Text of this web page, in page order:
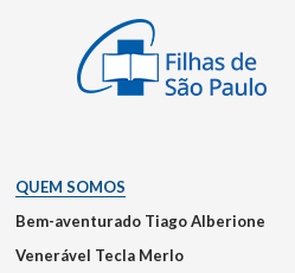
QUEM SOMOS
Bem-aventurado Tiago Alberione
Venerável Tecla Merlo